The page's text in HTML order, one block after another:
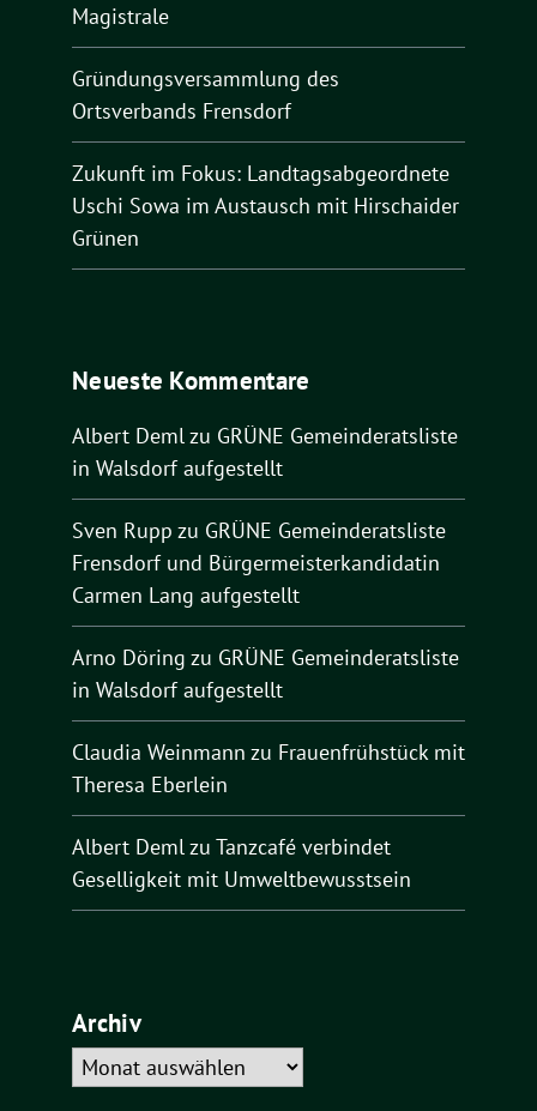
Magistrale
Gründungsversammlung des
Ortsverbands Frensdorf
Zukunft im Fokus: Landtagsabgeordnete
Uschi Sowa im Austausch mit Hirschaider
Grünen
Neueste Kommentare
Albert Demlzu GRÜNE Gemeinderatsliste
in Walsdorf aufgestellt
Sven Rupp zu GRÜNE Gemeinderatsliste
Frensdorf und Bürgermeisterkandidatin
Carmen Lang aufgestellt
Arno Döring zu GRÜNE Gemeinderatsliste
in Walsdorf aufgestellt
Claudia Weinmann zu Frauenfrühstück mit
Theresa Eberlein
Albert Demlzu Tanzcafé verbindet
Geselligkeit mit Umweltbewusstsein
Archiv
Archiv